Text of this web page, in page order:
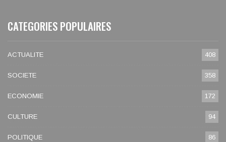
CATEGORIES POPULAIRES
ACTUALITE 408
SOCIETE 358
ECONOMIE 172
CULTURE 94
POLITIQUE 86